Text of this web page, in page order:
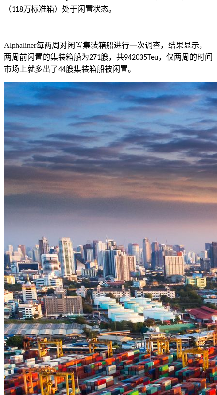
（118万标准箱）处于闲置状态。
Alphaliner每两周对闲置集装箱船进行一次调查，结果显示，
两周前闲置的集装箱船为271艘，共942035Teu，仅两周的时间
市场上就多出了44艘集装箱船被闲置。